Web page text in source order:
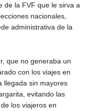
de la FVF que le sirva a
nacionales,
administrativa de la
que no generaba un
con los viajes en
llegada sin mayores
evitando las
los viajeros en